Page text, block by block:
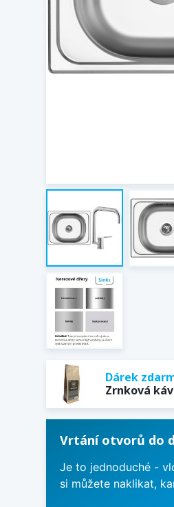
Dárek
Zrnková
Vrtání otvorů do
Je to jednoduché -
si můžete naklikat,